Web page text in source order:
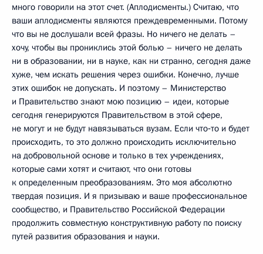
много говорили на этот счет. (Аплодисменты.) Считаю, что
ваши аплодисменты являются преждевременными. Потому
что вы не дослушали всей фразы. Но ничего не делать –
хочу, чтобы вы прониклись этой болью – ничего не делать
ни в образовании, ни в науке, как ни странно, сегодня даже
хуже, чем искать решения через ошибки. Конечно, лучше
этих ошибок не допускать. И поэтому – Министерство
и Правительство знают мою позицию – идеи, которые
сегодня генерируются Правительством в этой сфере,
не могут и не будут навязываться вузам. Если что‑то и будет
происходить, то это должно происходить исключительно
на добровольной основе и только в тех учреждениях,
которые сами хотят и считают, что они готовы
к определенным преобразованиям. Это моя абсолютно
твердая позиция. И я призываю и ваше профессиональное
сообщество, и Правительство Российской Федерации
продолжить совместную конструктивную работу по поиску
путей развития образования и науки.